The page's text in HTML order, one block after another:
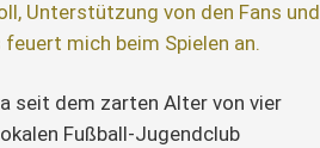
Unterstützung von den Fans und
mich beim Spielen an.
seit dem zarten Alter von vier
Fußball-Jugendclub